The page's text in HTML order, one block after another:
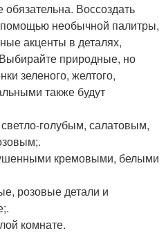
Воссоздать
необычной палитры,
акценты в деталях,
природные, но
зеленого, желтого,
также будут
голубым, салатовым,
кремовыми, белыми
розовые детали и
комнате.